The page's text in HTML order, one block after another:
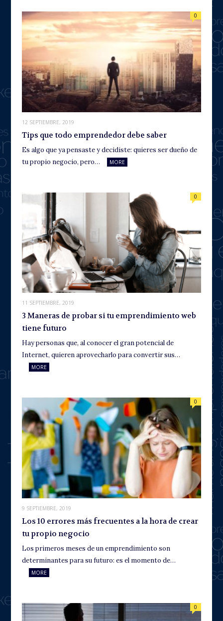
12 SEPTIEMBRE, 2019
0
Tips que todo emprendedor debe saber
Es algo que ya pensaste y decidiste: quieres ser dueño de
tu propio negocio, pero…
MORE
11 SEPTIEMBRE, 2019
0
3 Maneras de probar si tu emprendimiento web
tiene futuro
Hay personas que, al conocer el gran potencial de
Internet, quieren aprovecharlo para convertir sus…
MORE
9 SEPTIEMBRE, 2019
0
Los 10 errores más frecuentes a la hora de crear
tu propio negocio
Los primeros meses de un emprendimiento son
determinantes para su futuro: es el momento de…
MORE
0